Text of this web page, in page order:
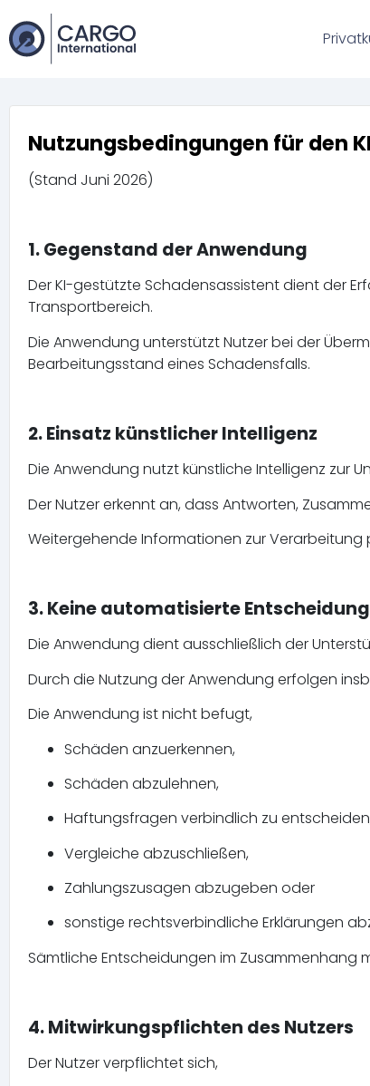
Nutzungsbedingungen für den
(Stand Juni 2026)
1. Gegenstand der Anwendung
Der KI-gestützte Schadensassistent dient der
Transportbereich.
Die Anwendung unterstützt Nutzer bei der
Bearbeitungsstand eines Schadensfalls.
2. Einsatz künstlicher Intelligenz
Die Anwendung nutzt künstliche Intelligenz zur
Der Nutzer erkennt an, dass Antworten,
Weitergehende Informationen zur Verarbeitung
3. Keine automatisierte Entscheidung
Die Anwendung dient ausschließlich der
Durch die Nutzung der Anwendung erfolgen
Die Anwendung ist nicht befugt,
Schäden anzuerkennen,
Schäden abzulehnen,
Haftungsfragen verbindlich zu
Vergleiche abzuschließen,
Zahlungszusagen abzugeben oder
sonstige rechtsverbindliche Erklärungen
Sämtliche Entscheidungen im
4. Mitwirkungspflichten des Nutzers
Der Nutzer verpflichtet sich,